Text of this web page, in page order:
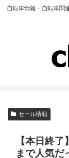
自転車情報・自転車関
セール情報
【本日終
まで人気だ